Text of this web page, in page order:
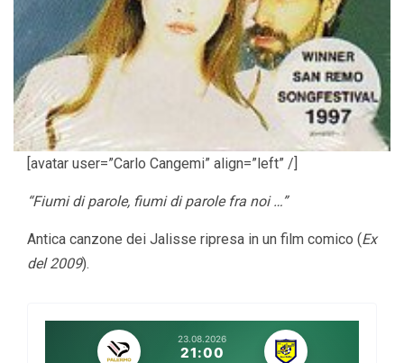
[avatar user=”Carlo Cangemi” align=”left” /]
“Fiumi di parole, fiumi di parole fra noi …”
Antica canzone dei Jalisse ripresa in un film comico (Ex
del 2009).
23.08.2026
21:00